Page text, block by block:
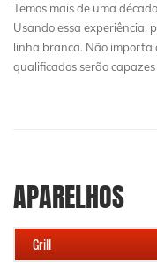
Temos mais de uma
Usando essa experiência,
linha branca. Não importa
qualificados serão
APARELHOS
Grill